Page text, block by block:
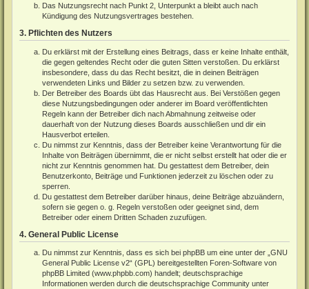
Das Nutzungsrecht nach Punkt 2, Unterpunkt a bleibt auch nach
Kündigung des Nutzungsvertrages bestehen.
3. Pflichten des Nutzers
Du erklärst mit der Erstellung eines Beitrags, dass er keine Inhalte enthält,
die gegen geltendes Recht oder die guten Sitten verstoßen. Du erklärst
insbesondere, dass du das Recht besitzt, die in deinen Beiträgen
verwendeten Links und Bilder zu setzen bzw. zu verwenden.
Der Betreiber des Boards übt das Hausrecht aus. Bei Verstößen gegen
diese Nutzungsbedingungen oder anderer im Board veröffentlichten
Regeln kann der Betreiber dich nach Abmahnung zeitweise oder
dauerhaft von der Nutzung dieses Boards ausschließen und dir ein
Hausverbot erteilen.
Du nimmst zur Kenntnis, dass der Betreiber keine Verantwortung für die
Inhalte von Beiträgen übernimmt, die er nicht selbst erstellt hat oder die er
nicht zur Kenntnis genommen hat. Du gestattest dem Betreiber, dein
Benutzerkonto, Beiträge und Funktionen jederzeit zu löschen oder zu
sperren.
Du gestattest dem Betreiber darüber hinaus, deine Beiträge abzuändern,
sofern sie gegen o. g. Regeln verstoßen oder geeignet sind, dem
Betreiber oder einem Dritten Schaden zuzufügen.
4. General Public License
Du nimmst zur Kenntnis, dass es sich bei phpBB um eine unter der „GNU
General Public License v2“ (GPL) bereitgestellten Foren-Software von
phpBB Limited (www.phpbb.com) handelt; deutschsprachige
Informationen werden durch die deutschsprachige Community unter